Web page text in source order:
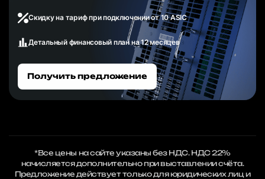
Скидку на тариф при подключении от 10 ASIC
Детальный финансовый план на 12 месяцев
Получить предложение
*Все цены на сайте указаны без НДС. НДС 22%
начисляется дополнительно при выставлении счёта.
Предложение действует только для юридических лиц и